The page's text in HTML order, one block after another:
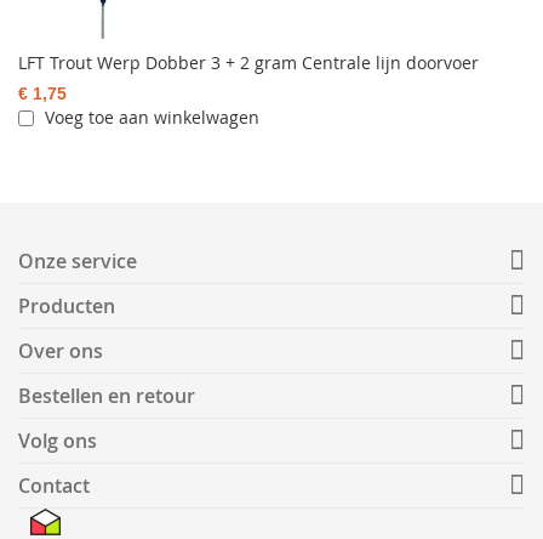
LFT Trout Werp Dobber 3 + 2 gram Centrale lijn doorvoer
€ 1,75
Voeg toe aan winkelwagen
Onze service
Producten
Over ons
Bestellen en retour
Volg ons
Contact